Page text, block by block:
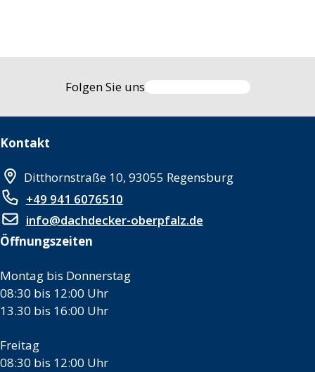
Folgen Sie uns
Kontakt
Ditthornstraße 10, 93055 Regensburg
+49 941 6076510
info@dachdecker-oberpfalz.de
Öffnungszeiten
Montag bis Donnerstag
08:30 bis 12:00 Uhr
13.30 bis 16:00 Uhr
Freitag
08:30 bis 12:00 Uhr